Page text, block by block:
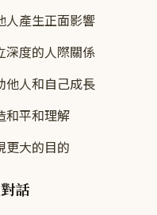
人產生正面影響
深度的人際關係
他人和自己成長
和平和理解
更大的目的
話